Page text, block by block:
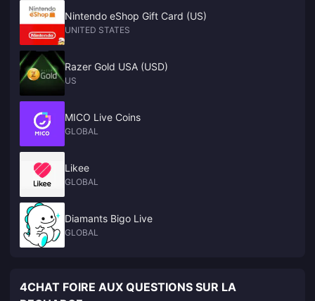
Nintendo eShop Gift Card (US)
UNITED STATES
Razer Gold USA (USD)
US
MICO Live Coins
GLOBAL
Likee
GLOBAL
Diamants Bigo Live
GLOBAL
4CHAT FOIRE AUX QUESTIONS SUR LA